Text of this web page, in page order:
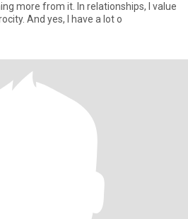
more from it. In relationships, I value
And yes, I have a lot o